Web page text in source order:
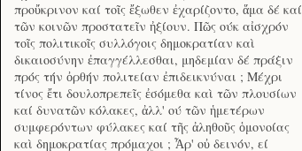
προὔκρινον καί τοῖς ἔξωθεν ἐχαρίζοντο, ἅμα δέ καί
τῶν κοινῶν προστατεῖν ἠξίουν. Πῶς ούκ αἰσχρόν
τοῖς πολιτικοῖς συλλόγοις δημοκρατίαν καὶ
δικαιοσύνην ἐπαγγέλλεσθαι, μηδεμίαν δέ πράξιν
πρός τήν ὀρθήν πολιτείαν ἐπιδεικνύναι ; Μέχρι
τίνος ἔτι δουλοπρεπεῖς ἐσόμεθα καὶ τῶν πλουσίων
καί δυνατῶν κόλακες, ἀλλ' ού τῶν ἡμετέρων
συμφερόντων φύλακες καί τῆς ἀληθοῦς ὁμονοίας
καὶ δημοκρατίας πρόμαχοι ; Ἆρ' οὐ δεινόν, εί